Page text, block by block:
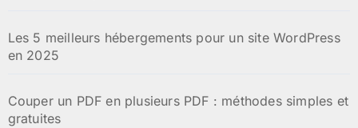
Les 5 meilleurs hébergements pour un site WordPress
en 2025
Couper un PDF en plusieurs PDF : méthodes simples et
gratuites